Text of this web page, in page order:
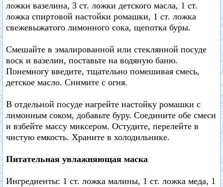
ложки вазелина, 3 ст. ложки детского масла, 1 ст.
ложка спиртовой настойки ромашки, 1 ст. ложка
свежевыжатого лимонного сока, щепотка буры.
Смешайте в эмалированной или стеклянной посуде
воск и вазелин, поставьте на водяную баню.
Понемногу введите, тщательно помешивая смесь,
детское масло. Снимите с огня.
В отдельной посуде нагрейте настойку ромашки с
лимонным соком, добавьте буру. Соедините обе смеси
и взбейте массу миксером. Остудите, перелейте в
чистую емкость. Храните в холодильнике.
Питательная увлажняющая маска
Ингредиенты: 1 ст. ложка малины, 1 ст. ложка меда, 1